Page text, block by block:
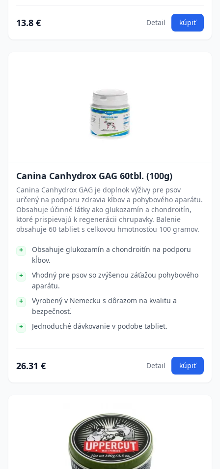
13.8 € Detail kúpiť
Canina Canhydrox GAG 60tbl. (100g)
Canina Canhydrox GAG je doplnok výživy pre psov
určený na podporu zdravia kĺbov a pohybového aparátu.
Obsahuje účinné látky ako glukozamín a chondroitín,
ktoré prispievajú k regenerácii chrupavky. Balenie
obsahuje 60 tabliet s celkovou hmotnosťou 100 gramov.
Obsahuje glukozamín a chondroitín na podporu
kĺbov.
Vhodný pre psov so zvýšenou záťažou pohybového
aparátu.
Vyrobený v Nemecku s dôrazom na kvalitu a
bezpečnosť.
Jednoduché dávkovanie v podobe tabliet.
26.31 € Detail kúpiť